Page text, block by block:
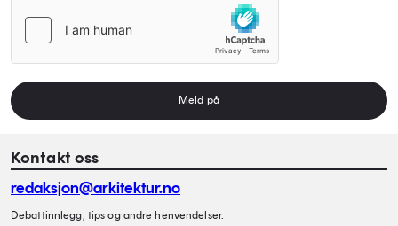
Meld på
Kontakt oss
redaksjon@arkitektur.no
Debattinnlegg, tips og andre henvendelser.